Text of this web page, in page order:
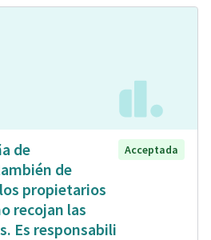
de
de
propietarios
recojan las
Es responsabili
Acceptada